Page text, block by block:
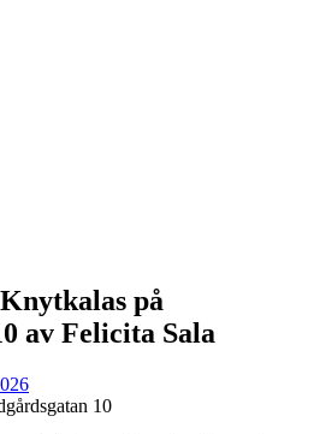
på
av Felicita Sala